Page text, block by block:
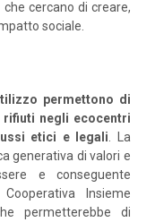
cercano di creare,
sociale.
permettono di
negli ecocentri
etici e legali. La
generativa di valori e
e conseguente
Insieme
permetterebbe di